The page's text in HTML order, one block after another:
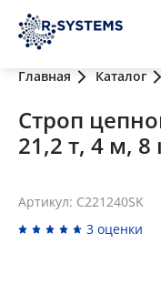
Главная Каталог
Строп
21,2 т, 4 м, 8
Артикул: C221240SK
3 оценки